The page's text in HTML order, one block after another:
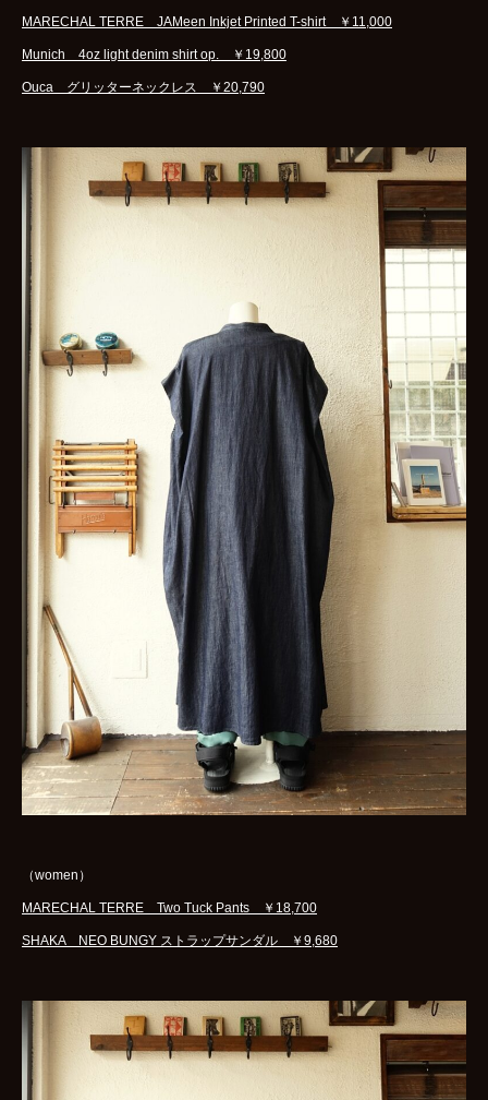
MARECHAL TERRE JAMeen Inkjet Printed T-shirt ￥11,000
Munich 4oz light denim shirt op. ￥19,800
Ouca グリッターネックレス ￥20,790
（women）
MARECHAL TERRE Two Tuck Pants ￥18,700
SHAKA NEO BUNGY ストラップサンダル ￥9,680